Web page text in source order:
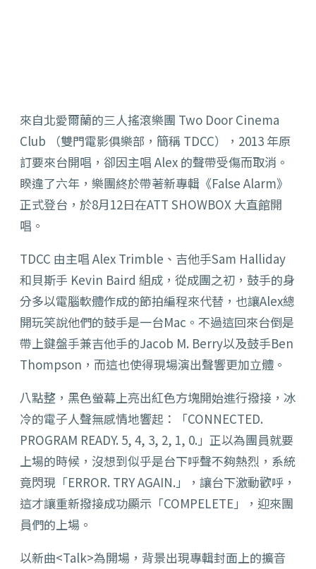
來自北愛爾蘭的三人搖滾樂團 Two Door Cinema
Club （雙門電影俱樂部，簡稱 TDCC），2013 年原
訂要來台開唱，卻因主唱 Alex 的聲帶受傷而取消。
睽違了六年，樂團終於帶著新專輯《False Alarm》
正式登台，於8月12日在ATT SHOWBOX 大直館開
唱。
TDCC 由主唱 Alex Trimble、吉他手Sam Halliday
和貝斯手 Kevin Baird 組成，從成團之初，鼓手的身
分多以電腦軟體作成的節拍編程來代替，也讓Alex總
開玩笑說他們的鼓手是一台Mac。不過這回來台倒是
帶上鍵盤手兼吉他手的Jacob M. Berry以及鼓手Ben
Thompson，而這也使得現場演出聲響更加立體。
八點整，黑色螢幕上亮出紅色方塊開始進行撥接，冰
冷的電子人聲無感情地響起：「CONNECTED.
PROGRAM READY. 5, 4, 3, 2, 1, 0.」正以為團員就要
上場的時候，沒想到似乎是台下呼聲不夠熱烈，系統
竟閃現「ERROR. TRY AGAIN.」，讓台下激動歡呼，
這才讓重新撥接成功顯示「COMPELETE」，迎來團
員們的上場。
以新曲<Talk>為開場，背景出現專輯封面上的擴音